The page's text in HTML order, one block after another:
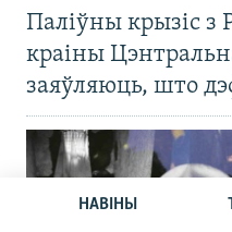
НАВІНЫ
Паліўны крызіс з
краіны
заяўляюць, што